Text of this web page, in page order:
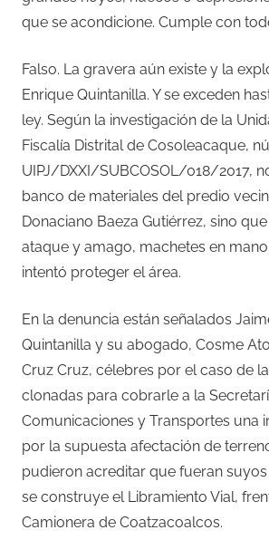
que se acondicione. Cumple con
Falso. La gravera aún existe y la
Enrique Quintanilla. Y se exceden
ley. Según la investigación de la
Fiscalía Distrital de Cosoleacaque,
UIPJ/DXXI/SUBCOSOL/018/2017,
banco de materiales del predio
Donaciano Baeza Gutiérrez, sino
ataque y amago, machetes en
intentó proteger el área.
En la denuncia están señalados
Quintanilla y su abogado, Cosme
Cruz Cruz, célebres por el caso de
clonadas para cobrarle a la
Comunicaciones y Transportes una
por la supuesta afectación de
pudieron acreditar que fueran
se construye el Libramiento Vial,
Camionera de Coatzacoalcos.